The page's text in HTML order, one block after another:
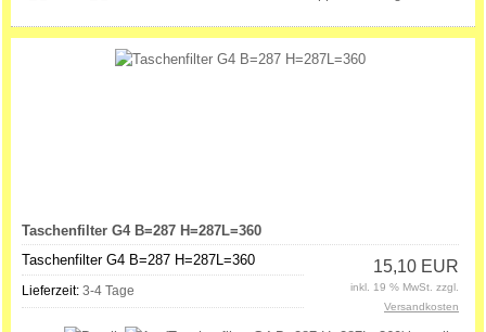
Taschenfilter G4 B=287 H=287L=360
Taschenfilter G4 B=287 H=287L=360
Lieferzeit: 3-4 Tage
15,10 EUR
inkl. 19 % MwSt. zzgl.
Versandkosten